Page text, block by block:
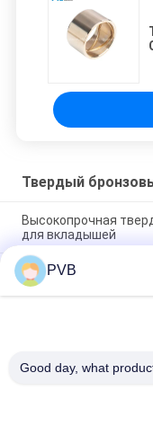
Твердый
Высокопрочная
для вкладышей
Специальная
прочности на
латунный подшипник
Твердый бронзовый
PVB
Good day, what